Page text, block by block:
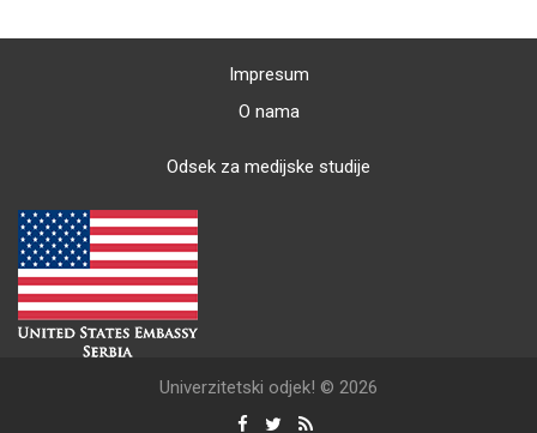
Impresum
O nama
Odsek za medijske studije
Univerzitetski odjek! © 2026